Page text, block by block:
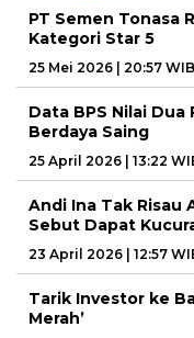
PT Semen Tonasa
Kategori Star 5
25 Mei 2026 | 20:57 WIB
Data BPS Nilai
Berdaya Saing
25 April 2026 | 13:22
Andi Ina Tak Risau
Sebut Dapat
23 April 2026 | 12:57
Tarik Investor ke
Merah’